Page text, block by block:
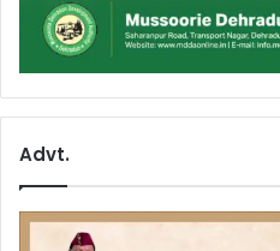
Advt.